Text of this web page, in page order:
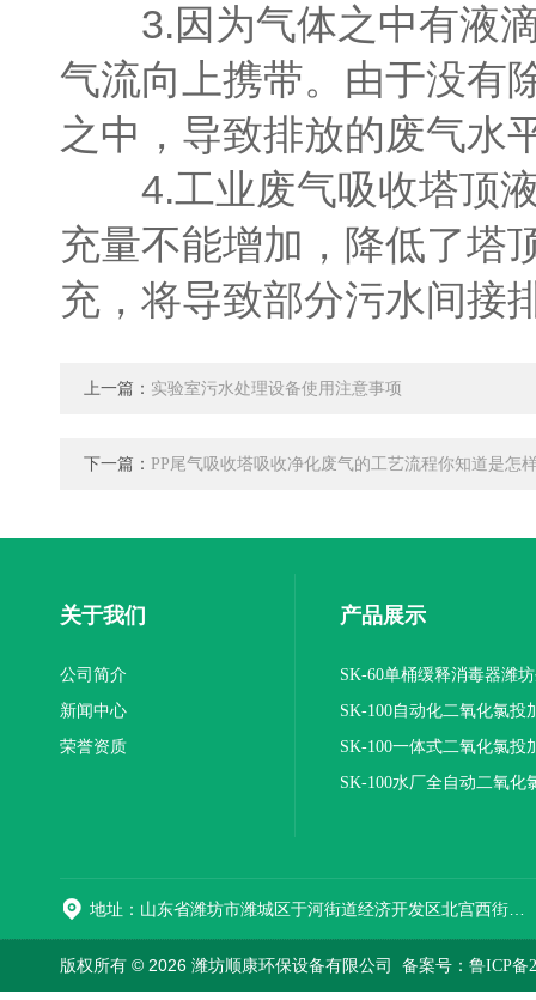
3.因为气体之中有液滴
气流向上携带。由于没有
之中，导致排放的废气水
4.工业废气吸收塔顶液
充量不能增加，降低了塔
充，将导致部分污水间接
上一篇： 实验室污水处理设备使用注意事项
下一篇： PP尾气吸收塔吸收净化废气的工艺流程你知道是怎
关于我们
公司简介
新闻中心
荣誉资质
产品展示
SK-60单桶缓释消毒器潍
SK-100自动化二氧化氯投
装置
SK-100一体式二氧化氯投
报价
SK-100水厂全自动二氧化
版权所有 © 2026 潍坊顺康环保设备有限公司 备案号：鲁ICP备